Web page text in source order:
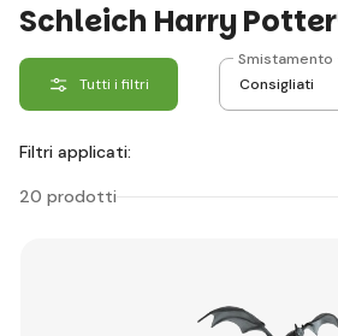
Schleich Harry Potter
Tutti i filtri
Smistamento
Filtri applicati:
20 prodotti